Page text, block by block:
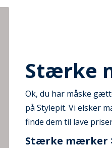
Stærke
Ok, du har måske
på Stylepit. Vi elsker
finde dem til lave
Stærke mærker